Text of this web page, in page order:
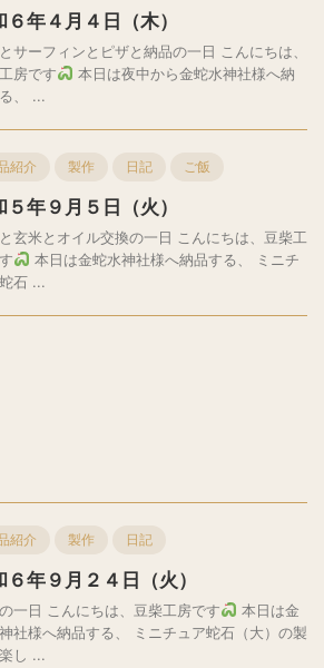
６年４月４日（木）
サーフィンとピザと納品の一日 こんにちは、
房です
本日は夜中から金蛇水神社様へ納
、 ...
紹介 製作 日記 ご飯
５年９月５日（火）
玄米とオイル交換の一日 こんにちは、豆柴工
本日は金蛇水神社様へ納品する、 ミニチ
石 ...
紹介 製作 日記
６年９月２４日（火）
一日 こんにちは、豆柴工房です
本日は金
社様へ納品する、 ミニチュア蛇石（大）の製
し ...